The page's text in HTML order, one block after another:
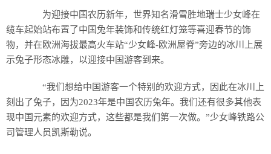
为迎接中国农历新年，世界知名滑雪胜地瑞士少女峰在
缆车起始站布置了中国兔年装饰和传统红灯笼等喜迎春节的饰
物，并在欧洲海拔最高火车站“少女峰-欧洲屋脊”旁边的冰川上展
示兔子形态冰雕，以迎接中国游客到来。
“我们想给中国游客一个特别的欢迎方式，因此在冰川上
刻出了兔子，因为2023年是中国农历兔年。我们还有很多其他表
现中国元素的欢迎方式，这些都是我们第一次做。”少女峰铁路公
司管理人员凯斯勒说。